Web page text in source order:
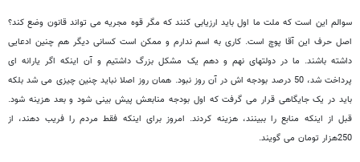
سوالم این است که ملت ما اول باید ارزیابی کنند که مگر قوه مجریه می تواند قانون وضع کند؟
اصل حرف این آقا پوچ است. کاری به اسم ندارم و ممکن است کسانی دیگر هم چنین ادعایی
داشته باشند. ما در دولتهای نهم و دهم یک مشکل بزرگ داشتیم و آن اینکه اگر یارانه ای
پرداخت شد، 50 درصد بودجه اش در آن روز نبود. همان روز اصلا نباید چنین چیزی می شد بلکه
باید در یک جایگاهی قرار می گرفت که اول بودجه منابعش پیش بینی شود و بعد هزینه شود.
قبل از اینکه منابع را ببینند، هزینه کردند. امروز برای اینکه فقط مردم را فریب دهند، از
250هزار تومان می گویند.